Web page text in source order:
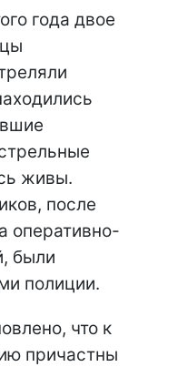
года двое
живы.
после
оперативно-
были
полиции.
что к
причастны